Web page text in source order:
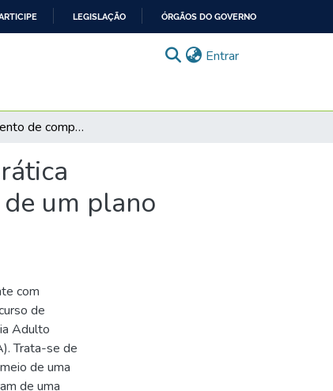
LEGISLAÇÃO ÓRGÃOS DO GOVERNO
Entrar(current)
Desenvolvimento de competências profissionais na prática supervisionada em enfermagem: construção coletiva de um plano didático
um plano
com
de
Adulto
Trata-se de
de uma
de uma